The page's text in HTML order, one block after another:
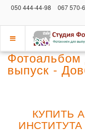
050 444-44-98 067 570-
Показать
меню
Фотоальбом
выпуск -
КУПИТЬ